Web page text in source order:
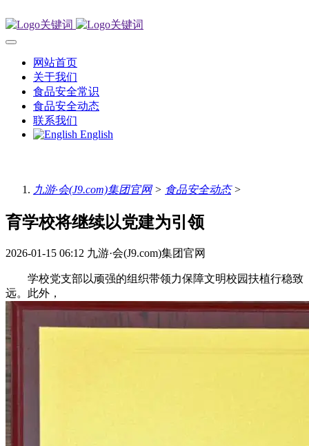
网站首页
关于我们
食品安全常识
食品安全动态
联系我们
English
九游·会(J9.com)集团官网> 食品安全动态>
育学校将继续以党建为引领
2026-01-15 06:12 九游·会(J9.com)集团官网
学校党支部以顽强的组织带领力保障文明校园扶植行稳致
远。此外，